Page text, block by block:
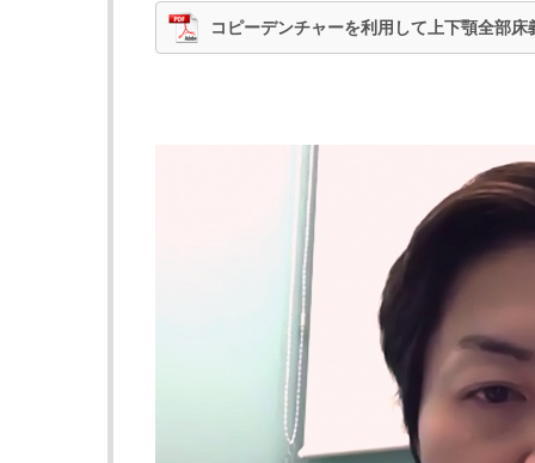
コピーデンチャーを利用して上下顎全部